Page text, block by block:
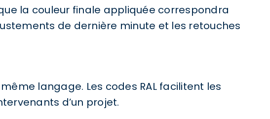
la couleur finale appliquée correspondra
de dernière minute et les retouches
langage. Les codes RAL facilitent les
d’un projet.